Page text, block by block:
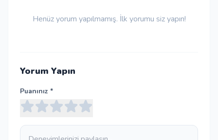
Henüz yorum yapılmamış. İlk yorumu siz yapın!
Yorum Yapın
Puanınız *